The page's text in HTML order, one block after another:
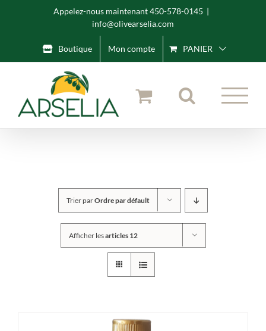
Appelez-nous maintenant 450-578-0145 |
info@olivearselia.com
Boutique Mon compte PANIER
Trier parOrdre par défault
Afficher lesarticles 12